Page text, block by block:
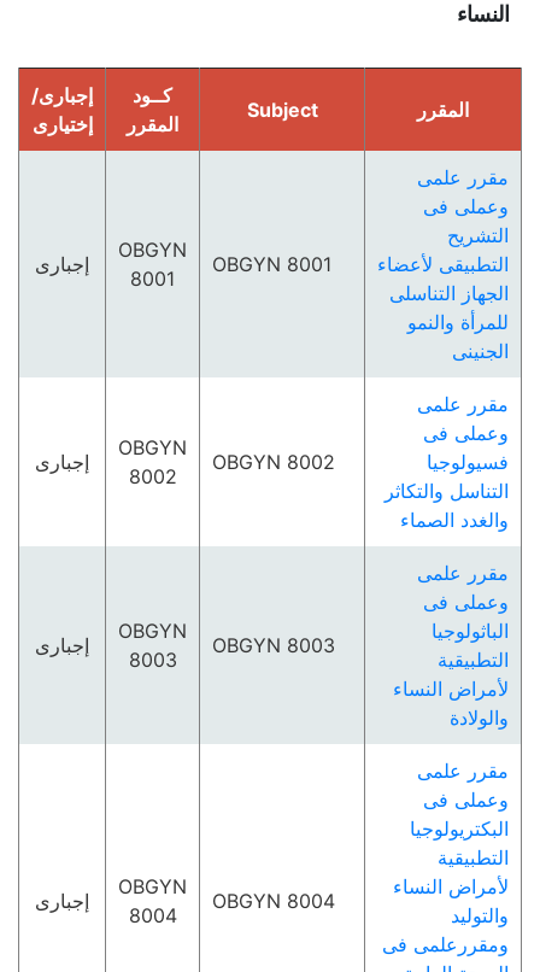
النساء
المقرر Subject
كــود
المقرر
إجبارى/
إختيارى
مقرر علمى
وعملى فى
التشريح
التطبيقى لأعضاء
الجھاز التناسلى
للمرأة والنمو
الجنينى
OBGYN 8001
OBGYN
8001
إجبارى
مقرر علمى
وعملى فى
فسيولوجيا
التناسل والتكاثر
والغدد الصماء
OBGYN 8002
OBGYN
8002
إجبارى
مقرر علمى
وعملى فى
الباثولوجيا
التطبيقية
لأمراض النساء
والولادة
OBGYN 8003
OBGYN
8003
إجبارى
مقرر علمى
وعملى فى
البكتريولوجيا
التطبيقية
لأمراض النساء
والتوليد
ومقررعلمى فى
OBGYN 8004
OBGYN
8004
إجبارى